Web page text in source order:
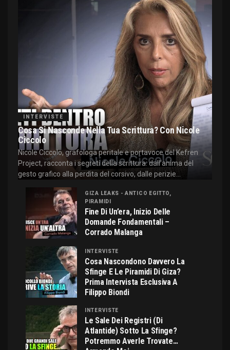
INTERVISTE
Cosa Si Nasconde Nella Tua Scrittura? Con Nicole
Ciccolo
Nicole Ciccolo, grafologa peritale e portavoce del Kefren
Project, racconta i segreti della scrittura: dall'anima del
gesto grafico alla perdita del corsivo, dalle perizie...
GIZA LEAKS - ANTICO EGITTO,
PIRAMIDI
Fine Di Un’era, Inizio Delle
Domande Fondamentali –
Corrado Malanga
INTERVISTE
Cosa Nascondono Davvero La
Sfinge E Le Piramidi Di Giza?
Prima Intervista Esclusiva A
Filippo Biondi
INTERVISTE
Le Sale Dei Registri (di
Atlantide) Sotto La Sfinge?
Potremmo Averle Trovate…